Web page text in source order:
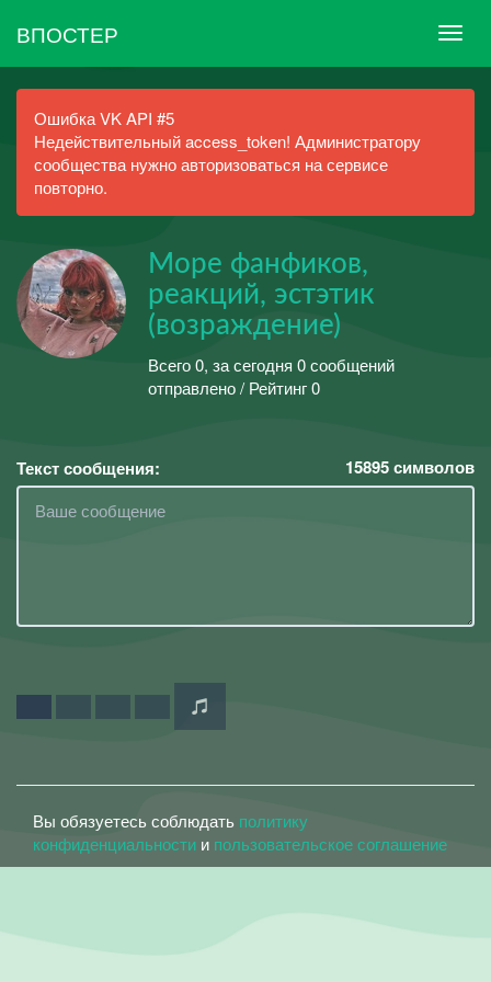
ВПОСТЕР
Ошибка VK API #5
Недействительный access_token! Администратору
сообщества нужно авторизоваться на сервисе
повторно.
Море фанфиков,
реакций, эстэтик
(возраждение)
Всего 0, за сегодня 0 сообщений
отправлено / Рейтинг 0
Текст сообщения: 15895символов
Вы обязуетесь соблюдать политику
конфиденциальности и пользовательское соглашение